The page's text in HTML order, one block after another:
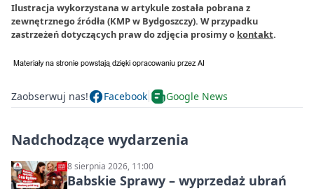
Ilustracja wykorzystana w artykule została pobrana z
zewnętrznego źródła (KMP w Bydgoszczy). W przypadku
zastrzeżeń dotyczących praw do zdjęcia prosimy o kontakt.
Zaobserwuj nas! Facebook Google News
Nadchodzące wydarzenia
8 sierpnia 2026, 11:00
Babskie Sprawy – wyprzedaż ubrań